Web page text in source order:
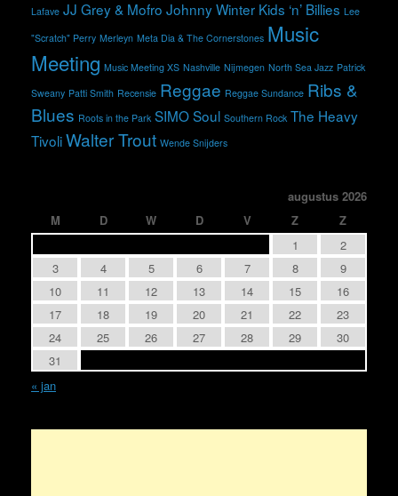
Lafave JJ Grey & Mofro Johnny Winter Kids ‘n’ Billies Lee
"Scratch" Perry Merleyn Meta Dia & The Cornerstones Music
Meeting Music Meeting XS Nashville Nijmegen North Sea Jazz Patrick
Sweany Patti Smith Recensie Reggae Reggae Sundance Ribs &
Blues Roots in the Park SIMOSoul Southern Rock The Heavy
TivoliWalter Trout Wende Snijders
augustus 2026
M
D W D V Z
Z
1
2
3
4 5 6 7 8
9
10
11 12 13 14 15
16
17
18 19 20 21 22
23
24
25 26 27 28 29
30
31
« jan